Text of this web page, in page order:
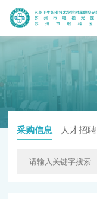
采购信息 人才招聘